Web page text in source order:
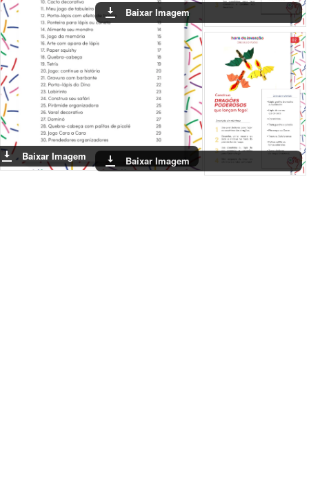
Baixar Imagem
Baixar Imagem
Baixar Imagem